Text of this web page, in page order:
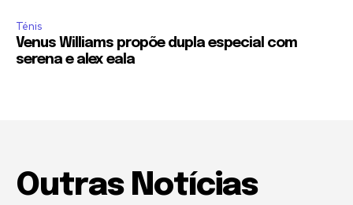
Ténis
Venus Williams propõe dupla especial com
serena e alex eala
Outras Notícias